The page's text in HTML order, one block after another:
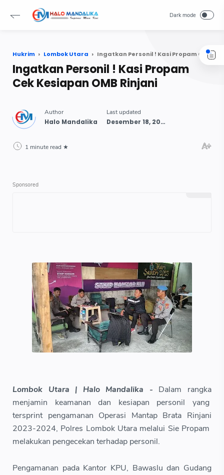
Hukrim Lombok Utara Ingatkan Personil ! Kasi Propam Cek Kesiapan OMB Rinjani
Ingatkan Personil ! Kasi Propam
Cek Kesiapan OMB Rinjani
1 minute read
Lombok Utara | Halo Mandalika - Dalam rangka
menjamin keamanan dan kesiapan personil yang
tersprint pengamanan Operasi Mantap Brata Rinjani
2023-2024, Polres Lombok Utara melalui Sie Propam
melakukan pengecekan terhadap personil.
Pengamanan pada Kantor KPU, Bawaslu dan Gudang